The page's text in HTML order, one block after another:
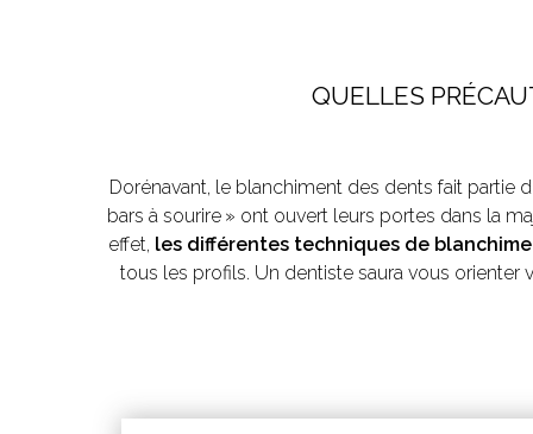
QUELLES
Dorénavant, le blanchiment des dents fait
bars à sourire » ont ouvert leurs portes dans la
effet, les différentes techniques de
tous les profils. Un dentiste saura vous orienter